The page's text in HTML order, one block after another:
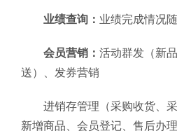
业绩查询： 业绩完成情况
会员营销： 活动群发（新
送）、发券营销
进销存管理（采购收货、
新增商品、会员登记、售后办